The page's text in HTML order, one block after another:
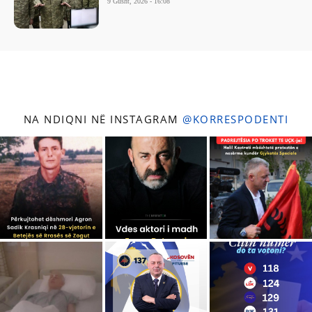
NA NDIQNI NË INSTAGRAM @KORRESPODENTI